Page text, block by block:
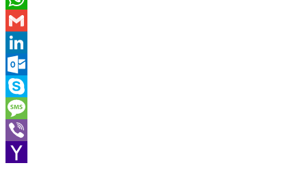
WhatsApp
Gmail
LinkedIn
Outlook.com
Skype
Message
Viber